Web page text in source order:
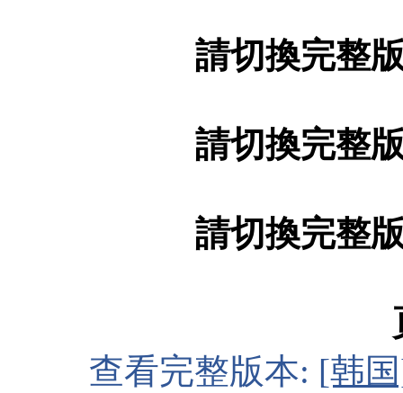
請切換完整
請切換完整
請切換完整
查看完整版本: [韩